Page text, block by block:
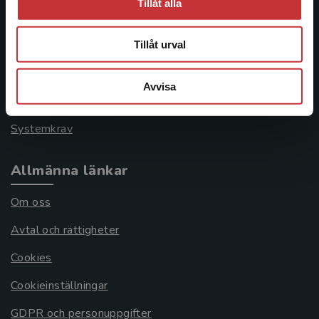
Tillåt alla
Tillåt urval
Avvisa
Kontakta kundservice
Frågor och svar
Köpvillkor
Systemkrav
Allmänna länkar
Om oss
Avtal och rättigheter
Cookies
Cookieinställningar
GDPR och personuppgifter